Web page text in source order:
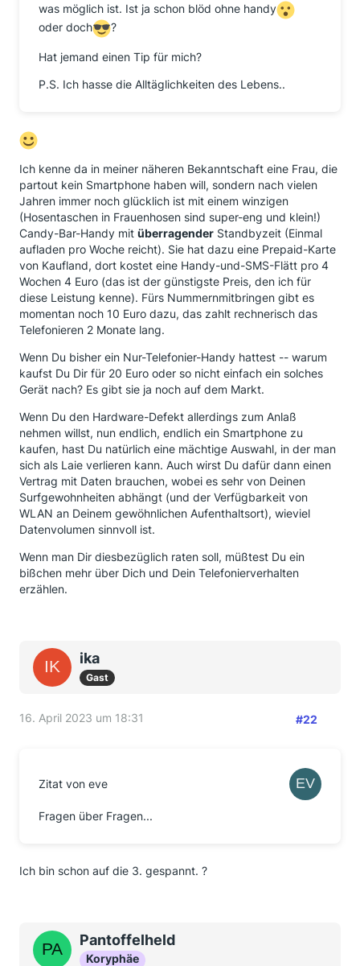
was möglich ist. Ist ja schon blöd ohne handy
oder doch
?
Hat jemand einen Tip für mich?
P.S. Ich hasse die Alltäglichkeiten des Lebens..
Ich kenne da in meiner näheren Bekanntschaft eine Frau, die
partout kein Smartphone haben will, sondern nach vielen
Jahren immer noch glücklich ist mit einem winzigen
(Hosentaschen in Frauenhosen sind super-eng und klein!)
Candy-Bar-Handy mit überragender Standbyzeit (Einmal
aufladen pro Woche reicht). Sie hat dazu eine Prepaid-Karte
von Kaufland, dort kostet eine Handy-und-SMS-Flätt pro 4
Wochen 4 Euro (das ist der günstigste Preis, den ich für
diese Leistung kenne). Fürs Nummernmitbringen gibt es
momentan noch 10 Euro dazu, das zahlt rechnerisch das
Telefonieren 2 Monate lang.
Wenn Du bisher ein Nur-Telefonier-Handy hattest -- warum
kaufst Du Dir für 20 Euro oder so nicht einfach ein solches
Gerät nach? Es gibt sie ja noch auf dem Markt.
Wenn Du den Hardware-Defekt allerdings zum Anlaß
nehmen willst, nun endlich, endlich ein Smartphone zu
kaufen, hast Du natürlich eine mächtige Auswahl, in der man
sich als Laie verlieren kann. Auch wirst Du dafür dann einen
Vertrag mit Daten brauchen, wobei es sehr von Deinen
Surfgewohnheiten abhängt (und der Verfügbarkeit von
WLAN an Deinem gewöhnlichen Aufenthaltsort), wieviel
Datenvolumen sinnvoll ist.
Wenn man Dir diesbezüglich raten soll, müßtest Du ein
bißchen mehr über Dich und Dein Telefonierverhalten
erzählen.
ika
Gast
16. April 2023 um 18:31 #22
Zitat von eve
Fragen über Fragen...
Ich bin schon auf die 3. gespannt. ?
Pantoffelheld
Koryphäe